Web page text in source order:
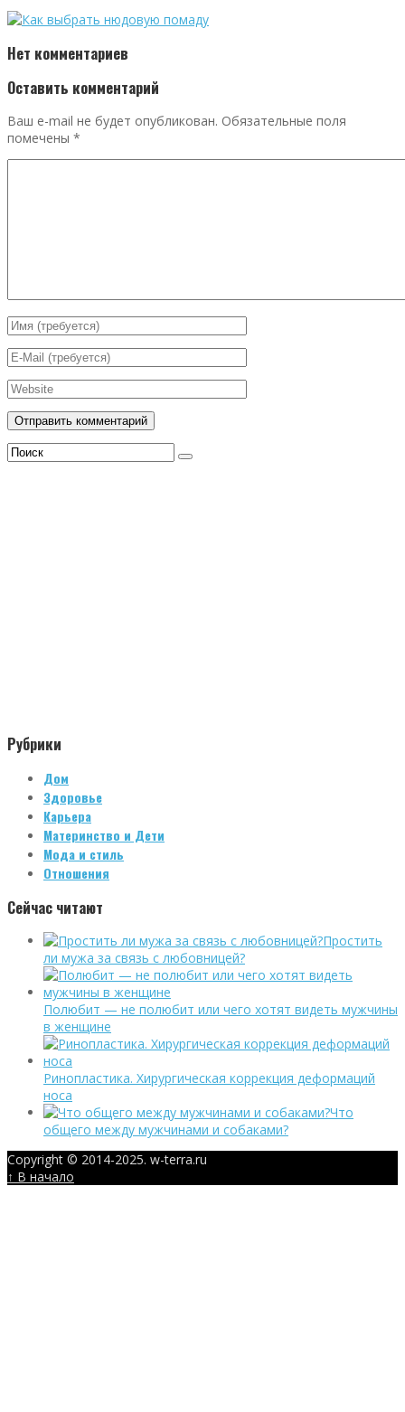
Нет комментариев
Оставить комментарий
Ваш e-mail не будет опубликован. Обязательные поля
помечены *
Рубрики
Дом
Здоровье
Карьера
Материнство и Дети
Мода и стиль
Отношения
Сейчас читают
Простить
ли мужа за связь с любовницей?
Полюбит — не полюбит или чего хотят видеть мужчины
в женщине
Ринопластика. Хирургическая коррекция деформаций
носа
Что
общего между мужчинами и собаками?
Copyright © 2014-2025. w-terra.ru
↑ В начало